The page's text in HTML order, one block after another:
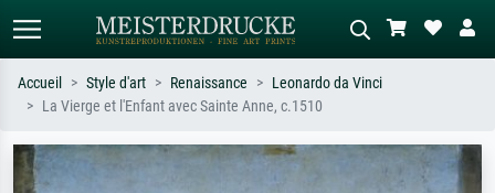
Recherchez par artiste, titre ou style –
Décrivez la scène – ex. prairie verte,
abstrait avec beaucoup de rouge,
Accueil Style d'art Renaissance
Leonardo da Vinci
La Vierge et l'Enfant avec Sainte Anne, c.1510